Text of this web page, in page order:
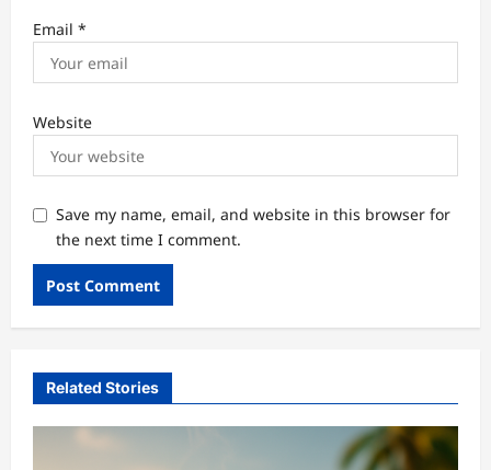
Email *
Website
Save my name, email, and website in this browser for
the next time I comment.
Related Stories